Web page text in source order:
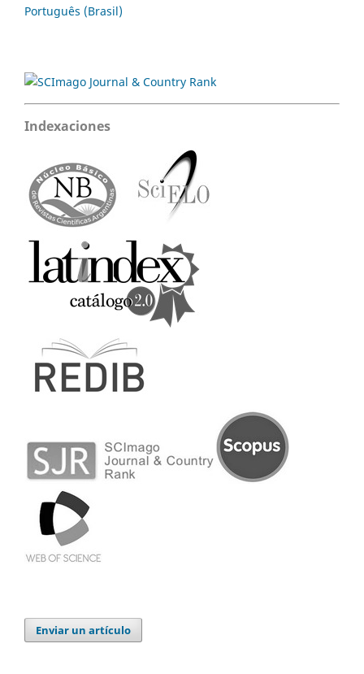
Português (Brasil)
Indexaciones
Enviar un artículo